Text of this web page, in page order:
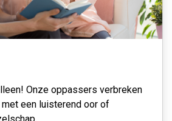
Onze oppassers verbreken
een luisterend oor of